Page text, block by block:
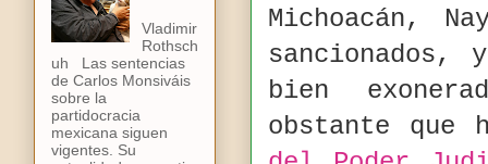
Michoacán,
sancionados,
bien
obstante
Vladimir
Rothsch
uh Las sentencias
de Carlos Monsiváis
sobre la
partidocracia
mexicana siguen
vigentes. Su